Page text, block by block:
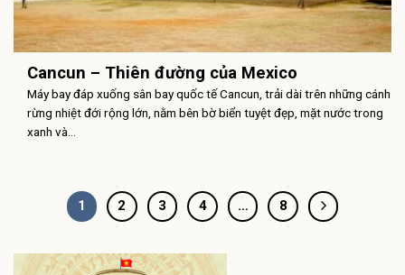
Cancun – Thiên đường của Mexico
Máy bay đáp xuống sân bay quốc tế Cancun, trải dài trên những cánh
rừng nhiệt đới rộng lớn, nằm bên bờ biển tuyệt đẹp, mặt nước trong
xanh và...
1 2 3 4 … 8